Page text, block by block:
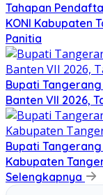
Tahapan
KONI Kabupaten
Panitia
Bupati
Banten VII 2026,
Bupati
Kabupaten
Selengkapnya